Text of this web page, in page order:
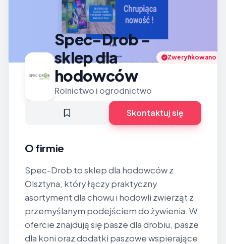
Spec-Drob -
sklep dla
hodowców
Zweryfikowano
Rolnictwo i ogrodnictwo
Skontaktuj się
O firmie
Spec-Drob to sklep dla hodowców z
Olsztyna, który łączy praktyczny
asortyment dla chowu i hodowli zwierząt z
przemyślanym podejściem do żywienia. W
ofercie znajdują się pasze dla drobiu, pasze
dla koni oraz dodatki paszowe wspierające